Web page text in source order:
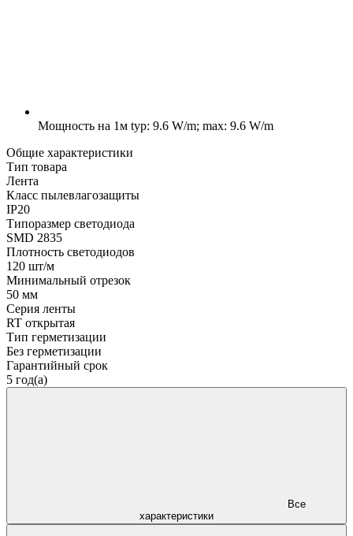
Мощность на 1м typ: 9.6 W/m; max: 9.6 W/m
Общие характеристики
Тип товара
Лента
Класс пылевлагозащиты
IP20
Типоразмер светодиода
SMD 2835
Плотность светодиодов
120 шт/м
Минимальный отрезок
50 мм
Серия ленты
RT открытая
Тип герметизации
Без герметизации
Гарантийный срок
5 год(а)
характеристики